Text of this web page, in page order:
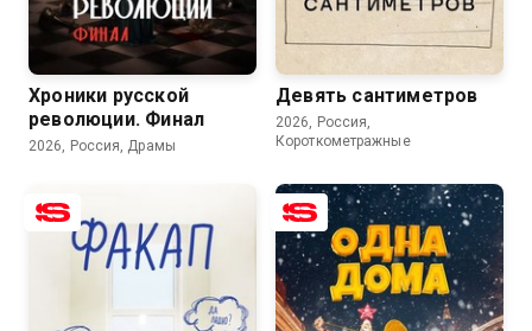
6.9
Хроники русской
революции. Финал
2026, Россия, Драмы
7.4
Девять сантиметров
2026, Россия,
Короткометражные